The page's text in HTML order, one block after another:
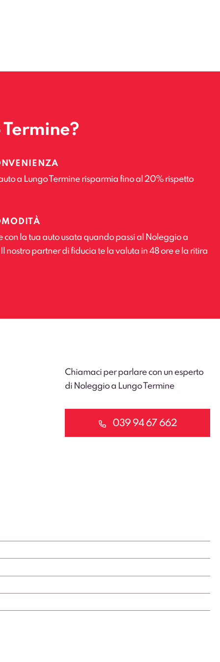
a Lungo Termine risparmia fino al 20% rispetto
con la tua auto usata quando passi al Noleggio a
nostro partner di fiducia te la valuta in 48 ore e la ritira
Chiamaci per parlare con un esperto
di Noleggio a Lungo Termine
039 94 67 662